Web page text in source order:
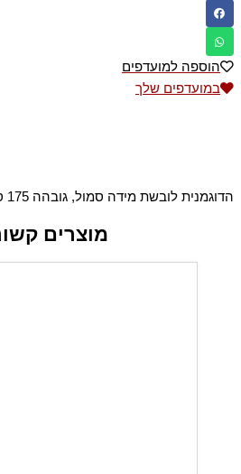
הוספה למועדפים
במועדפים שלך
הדוגמנית לובשת מידה סמול, גובהה 175 ס"מ
מוצרים